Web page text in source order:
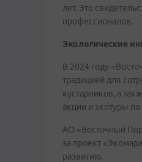
лет. Это
профессионалов.
Экологические
В 2024 году
традицией для
кустарников, а
акции и экотуры
АО «Восточный
за проект
развитию.